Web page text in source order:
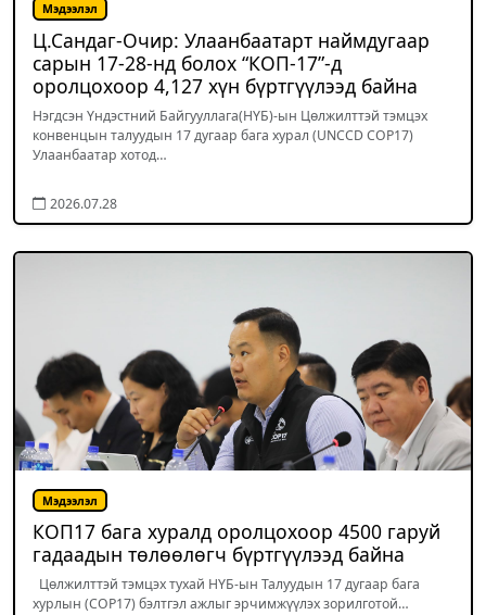
Мэдээлэл
Ц.Сандаг-Очир: Улаанбаатарт наймдугаар
сарын 17-28-нд болох “КОП-17”-д
оролцохоор 4,127 хүн бүртгүүлээд байна
Нэгдсэн Үндэстний Байгууллага(НҮБ)-ын Цөлжилттэй тэмцэх
конвенцын талуудын 17 дугаар бага хурал (UNCCD COP17)
Улаанбаатар хотод…
2026.07.28
Мэдээлэл
КОП17 бага хуралд оролцохоор 4500 гаруй
гадаадын төлөөлөгч бүртгүүлээд байна
Цөлжилттэй тэмцэх тухай НҮБ-ын Талуудын 17 дугаар бага
хурлын (COP17) бэлтгэл ажлыг эрчимжүүлэх зорилготой…